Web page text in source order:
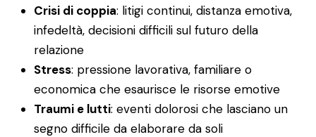
Crisi di coppia: litigi continui, distanza emotiva,
infedeltà, decisioni difficili sul futuro della
relazione
Stress: pressione lavorativa, familiare o
economica che esaurisce le risorse emotive
Traumi e lutti: eventi dolorosi che lasciano un
segno difficile da elaborare da soli